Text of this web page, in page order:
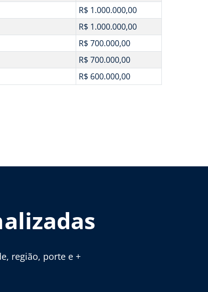
R$ 1.000.000,00
R$ 1.000.000,00
R$ 700.000,00
R$ 700.000,00
R$ 600.000,00
região, porte e +